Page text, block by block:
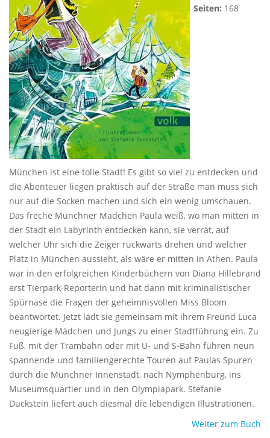
Seiten: 168
München ist eine tolle Stadt! Es gibt so viel zu entdecken und
die Abenteuer liegen praktisch auf der Straße man muss sich
nur auf die Socken machen und sich ein wenig umschauen.
Das freche Münchner Mädchen Paula weiß, wo man mitten in
der Stadt ein Labyrinth entdecken kann, sie verrät, auf
welcher Uhr sich die Zeiger rückwärts drehen und welcher
Platz in München aussieht, als wäre er mitten in Athen. Paula
war in den erfolgreichen Kinderbüchern von Diana Hillebrand
erst Tierpark-Reporterin und hat dann mit kriminalistischer
Spürnase die Fragen der geheimnisvollen Miss Bloom
beantwortet. Jetzt lädt sie gemeinsam mit ihrem Freund Luca
neugierige Mädchen und Jungs zu einer Stadtführung ein. Zu
Fuß, mit der Trambahn oder mit U- und S-Bahn führen neun
spannende und familiengerechte Touren auf Paulas Spuren
durch die Münchner Innenstadt, nach Nymphenburg, ins
Museumsquartier und in den Olympiapark. Stefanie
Duckstein liefert auch diesmal die lebendigen Illustrationen.
Weiter zum Buch